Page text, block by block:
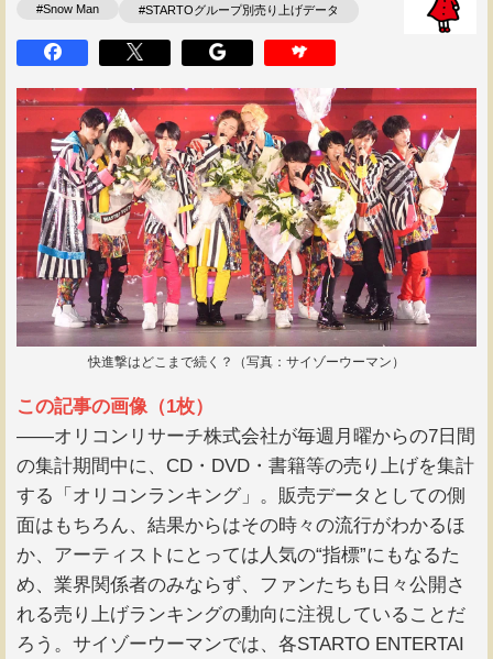
#Snow Man #STARTOグループ別売り上げデータ
快進撃はどこまで続く？（写真：サイゾーウーマン）
この記事の画像（1枚）
――オリコンリサーチ株式会社が毎週月曜からの7日間
の集計期間中に、CD・DVD・書籍等の売り上げを集計
する「オリコンランキング」。販売データとしての側
面はもちろん、結果からはその時々の流行がわかるほ
か、アーティストにとっては人気の“指標”にもなるた
め、業界関係者のみならず、ファンたちも日々公開さ
れる売り上げランキングの動向に注視していることだ
ろう。サイゾーウーマンでは、各STARTO ENTERTAI